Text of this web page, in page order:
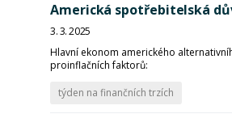
Americká spotřebitelská
3. 3. 2025
Hlavní ekonom amerického
proinflačních faktorů:
týden na finančních trzích